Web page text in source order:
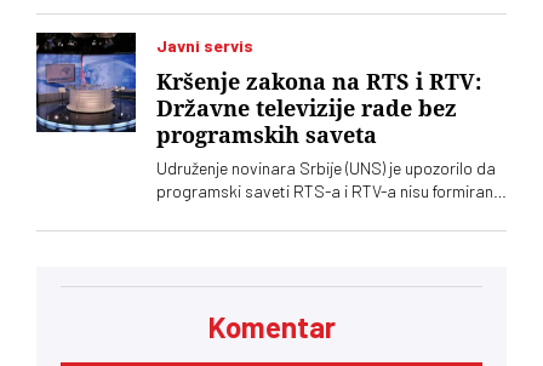
Vučić je poručio da je reč o proslavi zločina
počinjenih nad srpskim narodom
Javni servis
Kršenje zakona na RTS i RTV:
Državne televizije rade bez
programskih saveta
Udruženje novinara Srbije (UNS) je upozorilo da
programski saveti RTS-a i RTV-a nisu formirani
čega se postavlja pitanje poštovanja zakonskih
kontrole javnih medijskih servisa
Komentar